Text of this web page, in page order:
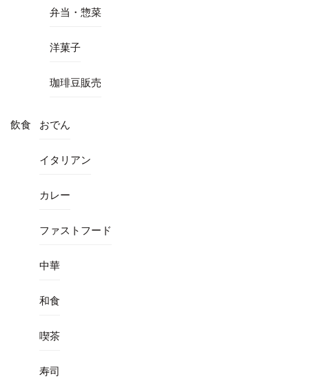
弁当・惣菜
洋菓子
珈琲豆販売
飲食 おでん
イタリアン
カレー
ファストフード
中華
和食
喫茶
寿司